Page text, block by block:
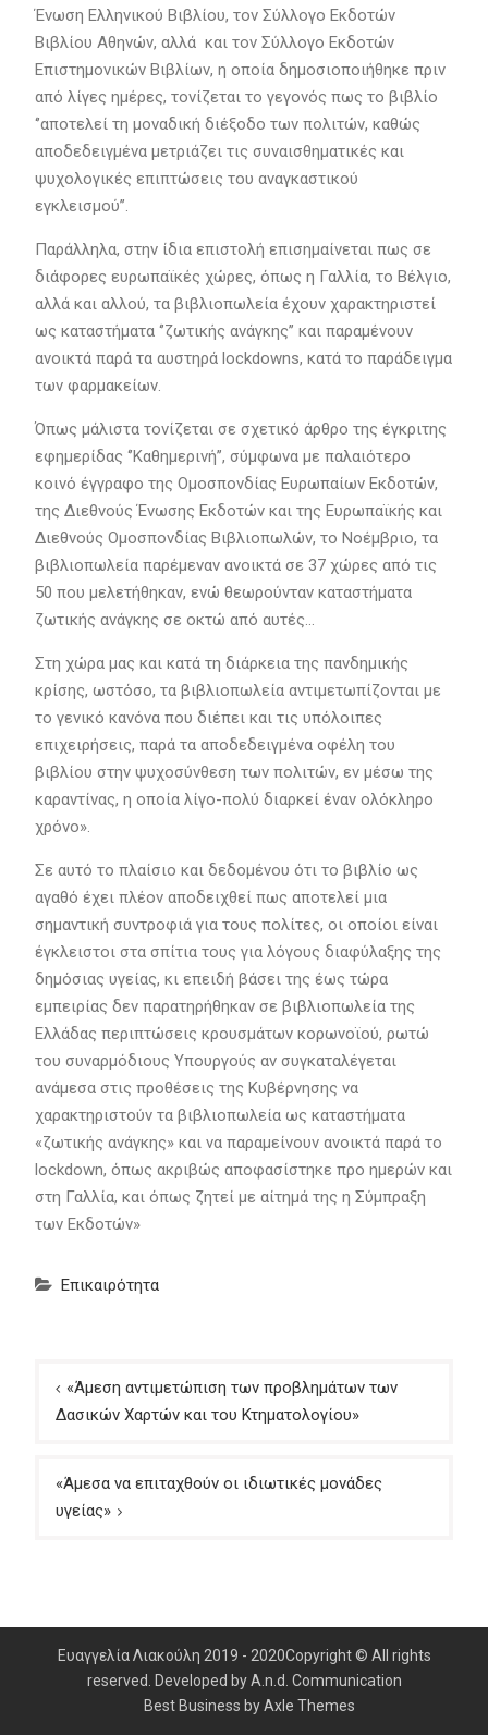
Ένωση Ελληνικού Βιβλίου, τον Σύλλογο Εκδοτών
Βιβλίου Αθηνών, αλλά και τον Σύλλογο Εκδοτών
Επιστημονικών Βιβλίων, η οποία δημοσιοποιήθηκε πριν
από λίγες ημέρες, τονίζεται το γεγονός πως το βιβλίο
‘’αποτελεί τη μοναδική διέξοδο των πολιτών, καθώς
αποδεδειγμένα μετριάζει τις συναισθηματικές και
ψυχολογικές επιπτώσεις του αναγκαστικού
εγκλεισμού’’.
Παράλληλα, στην ίδια επιστολή επισημαίνεται πως σε
διάφορες ευρωπαϊκές χώρες, όπως η Γαλλία, το Βέλγιο,
αλλά και αλλού, τα βιβλιοπωλεία έχουν χαρακτηριστεί
ως καταστήματα ‘’ζωτικής ανάγκης’’ και παραμένουν
ανοικτά παρά τα αυστηρά lockdowns, κατά το παράδειγμα
των φαρμακείων.
Όπως μάλιστα τονίζεται σε σχετικό άρθρο της έγκριτης
εφημερίδας ‘’Καθημερινή’’, σύμφωνα με παλαιότερο
κοινό έγγραφο της Ομοσπονδίας Ευρωπαίων Εκδοτών,
της Διεθνούς Ένωσης Εκδοτών και της Ευρωπαϊκής και
Διεθνούς Ομοσπονδίας Βιβλιοπωλών, το Νοέμβριο, τα
βιβλιοπωλεία παρέμεναν ανοικτά σε 37 χώρες από τις
50 που μελετήθηκαν, ενώ θεωρούνταν καταστήματα
ζωτικής ανάγκης σε οκτώ από αυτές…
Στη χώρα μας και κατά τη διάρκεια της πανδημικής
κρίσης, ωστόσο, τα βιβλιοπωλεία αντιμετωπίζονται με
το γενικό κανόνα που διέπει και τις υπόλοιπες
επιχειρήσεις, παρά τα αποδεδειγμένα οφέλη του
βιβλίου στην ψυχοσύνθεση των πολιτών, εν μέσω της
καραντίνας, η οποία λίγο-πολύ διαρκεί έναν ολόκληρο
χρόνο».
Σε αυτό το πλαίσιο και δεδομένου ότι το βιβλίο ως
αγαθό έχει πλέον αποδειχθεί πως αποτελεί μια
σημαντική συντροφιά για τους πολίτες, οι οποίοι είναι
έγκλειστοι στα σπίτια τους για λόγους διαφύλαξης της
δημόσιας υγείας, κι επειδή βάσει της έως τώρα
εμπειρίας δεν παρατηρήθηκαν σε βιβλιοπωλεία της
Ελλάδας περιπτώσεις κρουσμάτων κορωνοϊού, ρωτώ
του συναρμόδιους Υπουργούς αν συγκαταλέγεται
ανάμεσα στις προθέσεις της Κυβέρνησης να
χαρακτηριστούν τα βιβλιοπωλεία ως καταστήματα
«ζωτικής ανάγκης» και να παραμείνουν ανοικτά παρά το
lockdown, όπως ακριβώς αποφασίστηκε προ ημερών και
στη Γαλλία, και όπως ζητεί με αίτημά της η Σύμπραξη
των Εκδοτών»
Επικαιρότητα
Πλοήγηση
άρθρων
«Άμεση αντιμετώπιση των προβλημάτων των
Δασικών Χαρτών και του Κτηματολογίου»
«Άμεσα να επιταχθούν οι ιδιωτικές μονάδες
υγείας»
Ευαγγελία Λιακούλη 2019 - 2020Copyright © All rights
reserved. Developed by A.n.d. Communication
Best Business byAxle Themes